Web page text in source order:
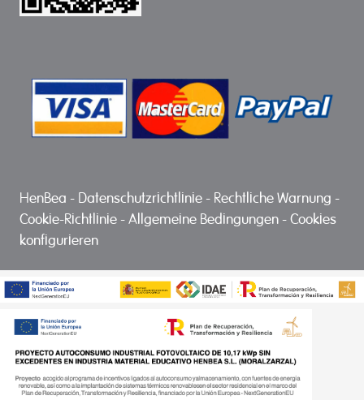
HenBea - Datenschutzrichtlinie - Rechtliche Warnung -
Cookie-Richtlinie -Allgemeine Bedingungen -Cookies
konfigurieren